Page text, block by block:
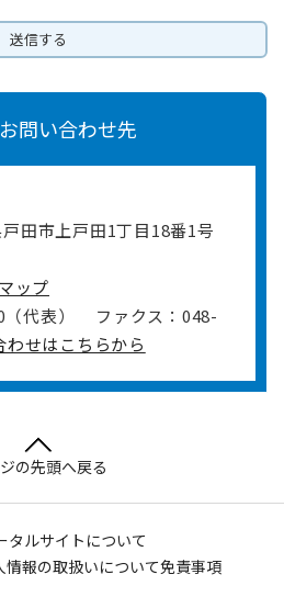
問い合わせ先
戸田市上戸田1丁目18番1号
ップ
代表）
ファクス：048-
わせはこちらから
の先頭へ戻る
タルサイトについて
情報の取扱いについて免責事項